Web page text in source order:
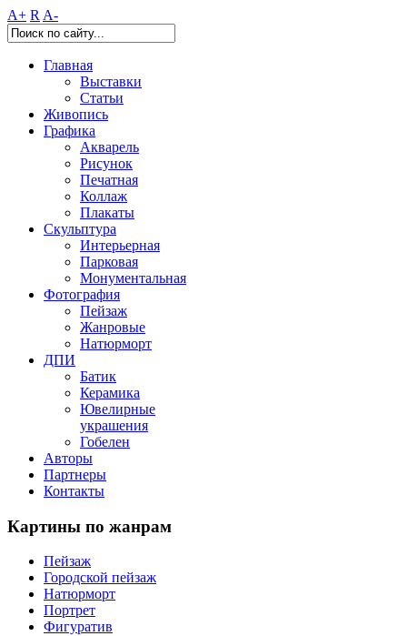
A+ R A-
Главная
Выставки
Статьи
Живопись
Графика
Акварель
Рисунок
Печатная
Коллаж
Плакаты
Скульптура
Интерьерная
Парковая
Монументальная
Фотография
Пейзаж
Жанровые
Натюрморт
ДПИ
Батик
Керамика
Ювелирные
украшения
Гобелен
Авторы
Партнеры
Контакты
Картины по жанрам
Пейзаж
Городской пейзаж
Натюрморт
Портрет
Фигуратив